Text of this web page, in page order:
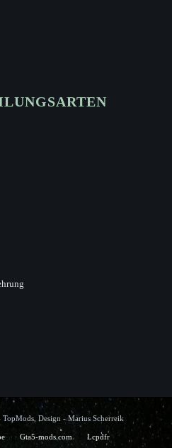
Design - Marius Scherreik
Gta5-mods.com
Lcpdfr